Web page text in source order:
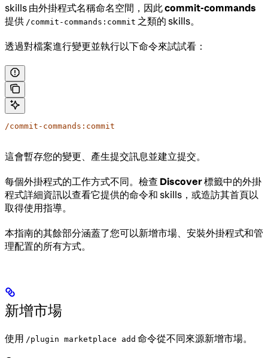
skills 由外掛程式名稱命名空間，因此commit-commands
提供 /commit-commands:commit 之類的 skills。
透過對檔案進行變更並執行以下命令來試試看：
/commit-commands:commit
這會暫存您的變更、產生提交訊息並建立提交。
每個外掛程式的工作方式不同。檢查 Discover標籤中的外掛
程式詳細資訊以查看它提供的命令和 skills，或造訪其首頁以
取得使用指導。
本指南的其餘部分涵蓋了您可以新增市場、安裝外掛程式和管
理配置的所有方式。
新增市場
使用 /plugin marketplace add 命令從不同來源新增市場。